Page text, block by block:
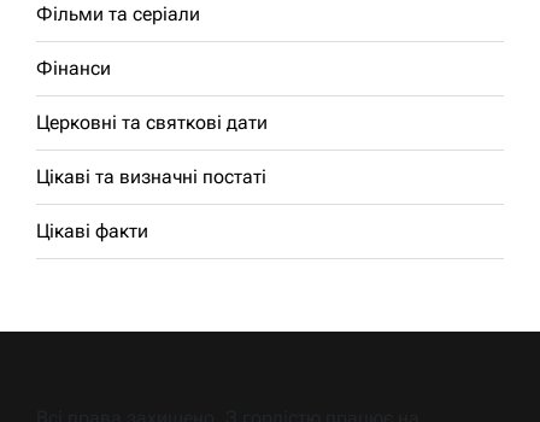
Фільми та серіали
Фінанси
Церковні та святкові дати
Цікаві та визначні постаті
Цікаві факти